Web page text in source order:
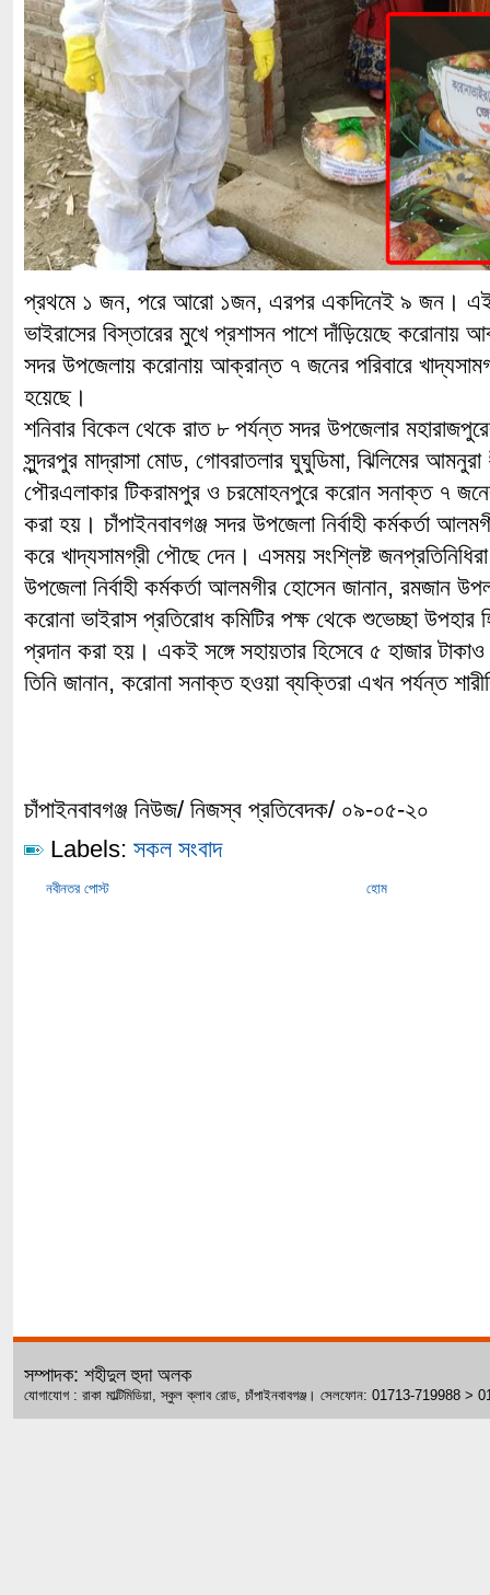
প্রথমে ১ জন, পরে আরো ১জন, এরপর একদিনেই ৯ জন।
ভাইরাসের বিস্তারের মুখে প্রশাসন পাশে দাঁড়িয়েছে করোনায়
সদর উপজেলায় করোনায় আক্রান্ত ৭ জনের পরিবারে
হয়েছে।
শনিবার বিকেল থেকে রাত ৮ পর্যন্ত সদর উপজেলার
সুন্দরপুর মাদ্রাসা মোড, গোবরাতলার ঘুঘুডিমা, ঝিলিমের আমনুরা
পৌরএলাকার টিকরামপুর ও চরমোহনপুরে করোন সনাক্ত ৭ জনের
করা হয়। চাঁপাইনবাবগঞ্জ সদর উপজেলা নির্বাহী কর্মকর্তা
করে খাদ্যসামগ্রী পৌছে দেন। এসময় সংশ্লিষ্ট
উপজেলা নির্বাহী কর্মকর্তা আলমগীর হোসেন জানান, রমজান
করোনা ভাইরাস প্রতিরোধ কমিটির পক্ষ থেকে শুভেচ্ছা উপহার
প্রদান করা হয়। একই সঙ্গে সহায়তার হিসেবে ৫ হাজার
তিনি জানান, করোনা সনাক্ত হওয়া ব্যক্তিরা এখন পর্যন্ত
চাঁপাইনবাবগঞ্জ নিউজ/ নিজস্ব প্রতিবেদক/ ০৯-০৫-২০
Labels: সকল সংবাদ
নবীনতর পোস্ট হোম
সম্পাদক: শহীদুল হুদা অলক
যোগাযোগ : রাকা মাল্টিমিডিয়া, স্কুল ক্লাব রোড, চাঁপাইনবাবগঞ্জ। সেলফোন: 01713-